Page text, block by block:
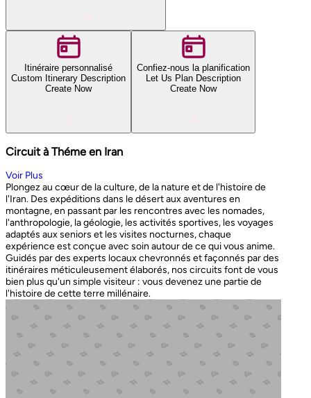
Itinéraire personnalisé
Custom Itinerary Description
Create Now
Confiez-nous la planification
Let Us Plan Description
Create Now
Circuit à Théme en Iran
Voir Plus
Plongez au cœur de la culture, de la nature et de l'histoire de
l'Iran. Des expéditions dans le désert aux aventures en
montagne, en passant par les rencontres avec les nomades,
l'anthropologie, la géologie, les activités sportives, les voyages
adaptés aux seniors et les visites nocturnes, chaque
expérience est conçue avec soin autour de ce qui vous anime.
Guidés par des experts locaux chevronnés et façonnés par des
itinéraires méticuleusement élaborés, nos circuits font de vous
bien plus qu'un simple visiteur : vous devenez une partie de
l'histoire de cette terre millénaire.